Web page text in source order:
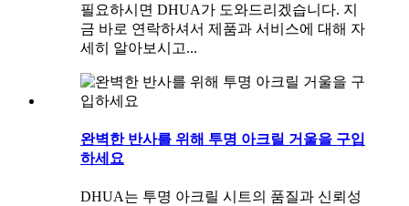
필요하시면 DHUA가 도와드리겠습니다. 지
금 바로 연락하셔서 제품과 서비스에 대해 자
세히 알아보시고...
완벽한 반사를 위해 투명 아크릴 거울을 구입
하세요
DHUA는 투명 아크릴 시트의 품질과 신뢰성